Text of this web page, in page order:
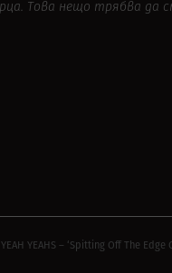
Tова нещо трябва да
YEAHS – ‘Spitting Off The Edge